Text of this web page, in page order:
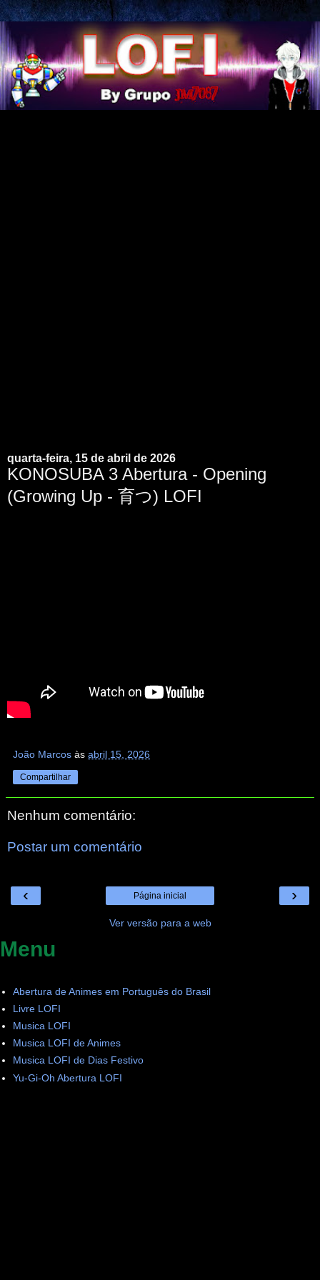
quarta-feira, 15 de abril de 2026
KONOSUBA 3 Abertura - Opening
(Growing Up - 育つ) LOFI
João Marcos às abril 15, 2026
Compartilhar
Nenhum comentário:
Postar um comentário
‹ ›
Página inicial
Ver versão para a web
Menu
Abertura de Animes em Português do Brasil
Livre LOFI
Musica LOFI
Musica LOFI de Animes
Musica LOFI de Dias Festivo
Yu-Gi-Oh Abertura LOFI